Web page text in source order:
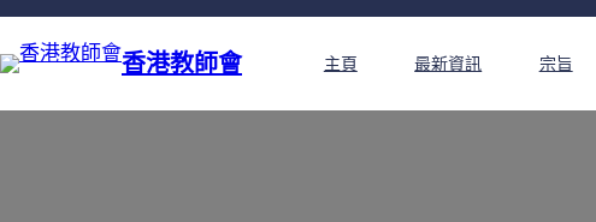
香港教師會 主頁 最新資訊 宗旨